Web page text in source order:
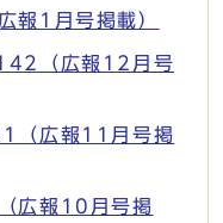
報1月号掲載）
（広報12月号
（広報11月号掲
広報10月号掲